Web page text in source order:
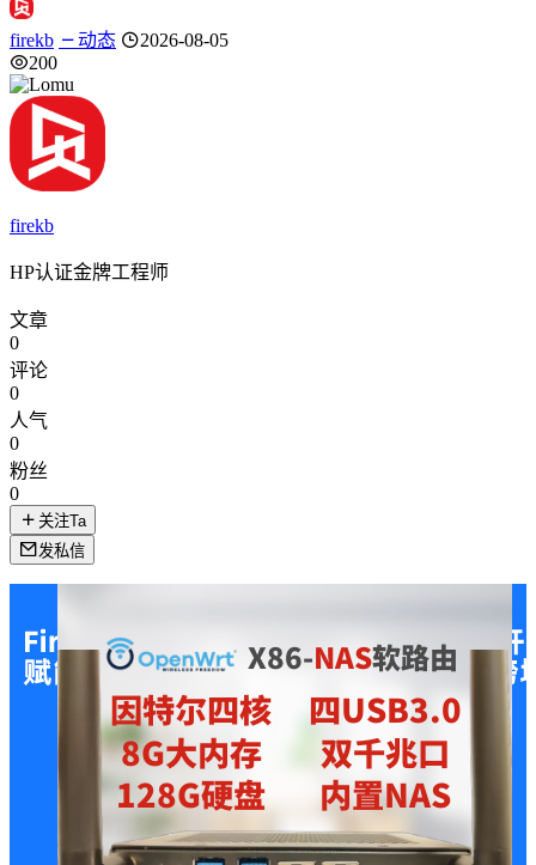
firekb 动态
2026-08-05
200
firekb
HP认证金牌工程师
文章
0
评论
0
人气
0
粉丝
0
关注Ta
发私信